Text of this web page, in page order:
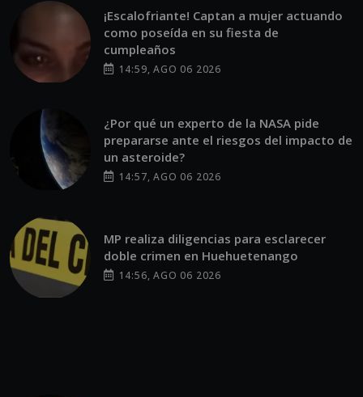
¡Escalofriante! Captan a mujer actuando
como poseída en su fiesta de
cumpleaños
14:59, AGO 06 2026
¿Por qué un experto de la NASA pide
prepararse ante el riesgos del impacto de
un asteroide?
14:57, AGO 06 2026
MP realiza diligencias para esclarecer
doble crimen en Huehuetenango
14:56, AGO 06 2026